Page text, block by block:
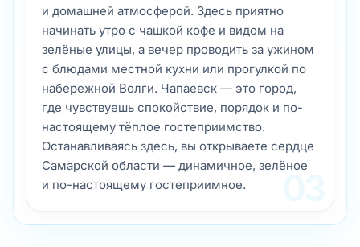
и домашней атмосферой. Здесь приятно
начинать утро с чашкой кофе и видом на
зелёные улицы, а вечер проводить за ужином
с блюдами местной кухни или прогулкой по
набережной Волги. Чапаевск — это город,
где чувствуешь спокойствие, порядок и по-
настоящему тёплое гостеприимство.
Останавливаясь здесь, вы открываете сердце
Самарской области — динамичное, зелёное
и по-настоящему гостеприимное.